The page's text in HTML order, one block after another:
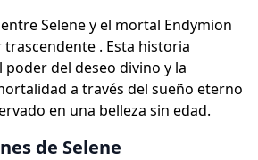
Selene y el mortal Endymion
. Esta historia
poder del deseo divino y la
a través del sueño eterno
en una belleza sin edad.
de Selene